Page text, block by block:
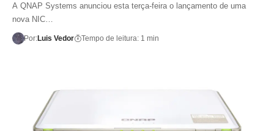
A QNAP Systems anunciou esta terça-feira o lançamento de uma
nova NIC…
Por:Luis Vedor Tempo de leitura: 1 min